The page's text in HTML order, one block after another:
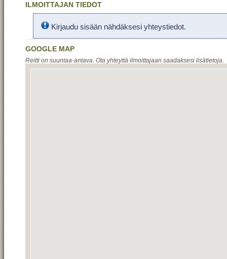
ILMOITTAJAN TIEDOT
Kirjaudu sisään nähdäksesi yhteystiedot.
GOOGLE MAP
Reitti on suuntaa-antava. Ota yhteyttä ilmoittajaan saadaksesi lisätietoja.